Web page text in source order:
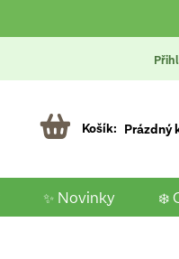
Prázdný
✨ Novinky ❄️